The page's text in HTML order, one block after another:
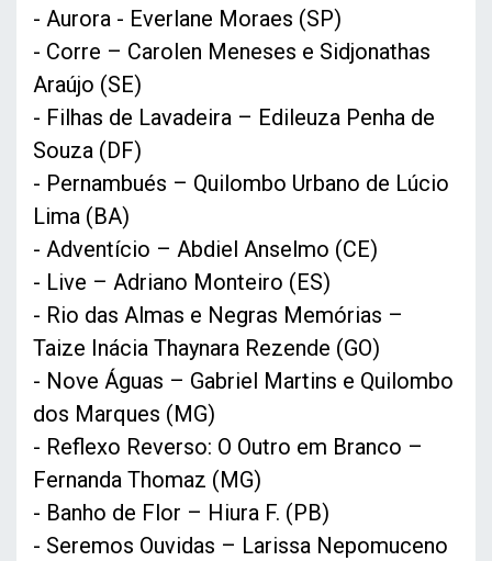
- Aurora - Everlane Moraes (SP)
- Corre – Carolen Meneses e Sidjonathas
Araújo (SE)
- Filhas de Lavadeira – Edileuza Penha de
Souza (DF)
- Pernambués – Quilombo Urbano de Lúcio
Lima (BA)
- Adventício – Abdiel Anselmo (CE)
- Live – Adriano Monteiro (ES)
- Rio das Almas e Negras Memórias –
Taize Inácia Thaynara Rezende (GO)
- Nove Águas – Gabriel Martins e Quilombo
dos Marques (MG)
- Reflexo Reverso: O Outro em Branco –
Fernanda Thomaz (MG)
- Banho de Flor – Hiura F. (PB)
- Seremos Ouvidas – Larissa Nepomuceno